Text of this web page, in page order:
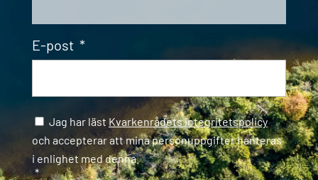
E-post *
Samtycke *
Jag har läst Kvarkenrådets integritetspolicy
och accepterar att mina personuppgifter hanteras
i enlighet med denna.
*